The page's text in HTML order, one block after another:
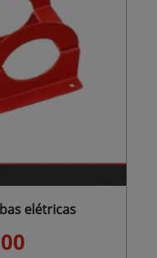
elétricas